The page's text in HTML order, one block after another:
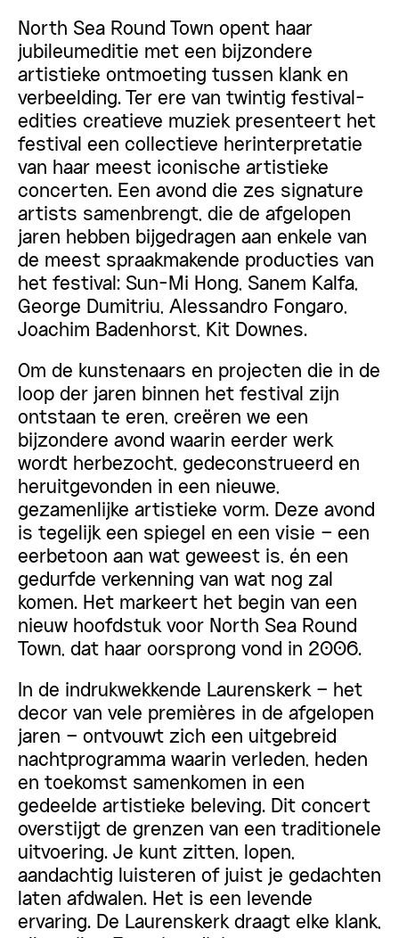
North Sea Round Town opent haar
jubileumeditie met een bijzondere
artistieke ontmoeting tussen klank en
verbeelding. Ter ere van twintig festival-
edities creatieve muziek presenteert het
festival een collectieve herinterpretatie
van haar meest iconische artistieke
concerten. Een avond die zes signature
artists samenbrengt, die de afgelopen
jaren hebben bijgedragen aan enkele van
de meest spraakmakende producties van
het festival: Sun-Mi Hong, Sanem Kalfa,
George Dumitriu, Alessandro Fongaro,
Joachim Badenhorst, Kit Downes.
Om de kunstenaars en projecten die in de
loop der jaren binnen het festival zijn
ontstaan te eren, creëren we een
bijzondere avond waarin eerder werk
wordt herbezocht, gedeconstrueerd en
heruitgevonden in een nieuwe,
gezamenlijke artistieke vorm. Deze avond
is tegelijk een spiegel en een visie – een
eerbetoon aan wat geweest is, én een
gedurfde verkenning van wat nog zal
komen. Het markeert het begin van een
nieuw hoofdstuk voor North Sea Round
Town, dat haar oorsprong vond in 2006.
In de indrukwekkende Laurenskerk – het
decor van vele premières in de afgelopen
jaren – ontvouwt zich een uitgebreid
nachtprogramma waarin verleden, heden
en toekomst samenkomen in een
gedeelde artistieke beleving. Dit concert
overstijgt de grenzen van een traditionele
uitvoering. Je kunt zitten, lopen,
aandachtig luisteren of juist je gedachten
laten afdwalen. Het is een levende
ervaring. De Laurenskerk draagt elke klank,